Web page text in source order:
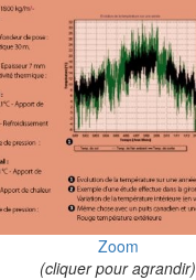
Zoom
(cliquer pour agrandir)